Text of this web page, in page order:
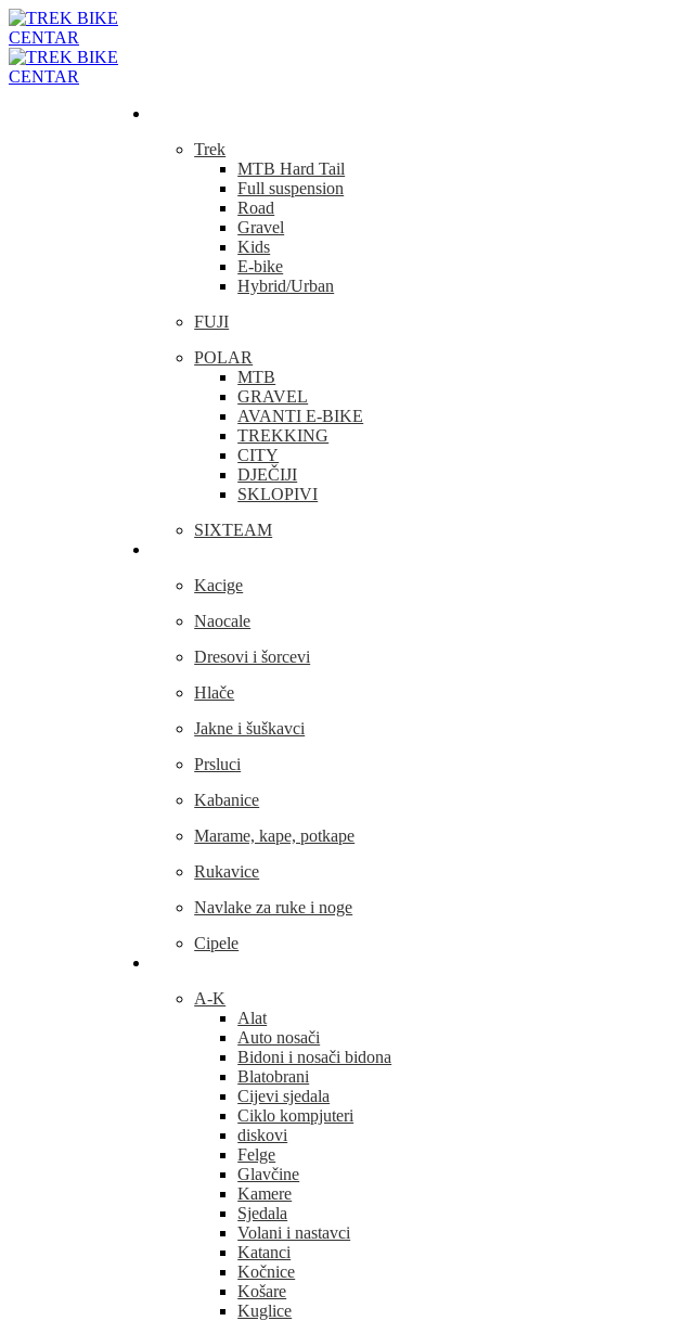
Trek
MTB Hard Tail
Full suspension
Road
Gravel
Kids
E-bike
Hybrid/Urban
FUJI
POLAR
MTB
GRAVEL
AVANTI E-BIKE
TREKKING
CITY
DJEČIJI
SKLOPIVI
SIXTEAM
Kacige
Naocale
Dresovi i šorcevi
Hlače
Jakne i šuškavci
Prsluci
Kabanice
Marame, kape, potkape
Rukavice
Navlake za ruke i noge
Cipele
A-K
Alat
Auto nosači
Bidoni i nosači bidona
Blatobrani
Cijevi sjedala
Ciklo kompjuteri
diskovi
Felge
Glavčine
Kamere
Sjedala
Volani i nastavci
Katanci
Kočnice
Košare
Kuglice